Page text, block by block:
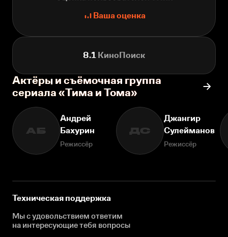
Ваша оценка
8.1 КиноПоиск
Актёры и съёмочная группа
сериала «Тима и Тома»
АБ
Андрей
Бахурин
Режиссёр
ДС
Джангир
Сулейманов
Режиссёр
Техническая поддержка
Мы с удовольствием ответим
на интересующиетебя вопросы